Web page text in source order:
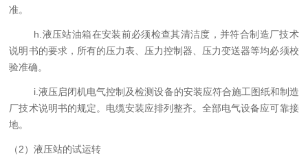
准。
h.液压站油箱在安装前必须检查其清洁度，并符合制造厂技术
说明书的要求，所有的压力表、压力控制器、压力变送器等均必须校
验准确。
i.液压启闭机电气控制及检测设备的安装应符合施工图纸和制造
厂技术说明书的规定。电缆安装应排列整齐。全部电气设备应可靠接
地。
（2）液压站的试运转